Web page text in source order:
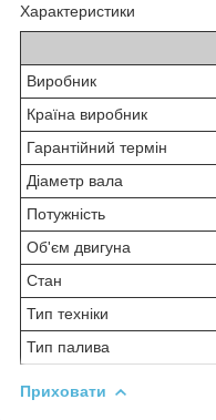
Характеристики
Виробник
Країна виробник
Гарантійний термін
Діаметр вала
Потужність
Об'єм двигуна
Стан
Тип техніки
Тип палива
Приховати